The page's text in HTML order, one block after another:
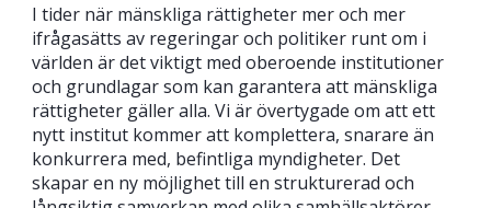
I tider när mänskliga rättigheter mer och mer
ifrågasätts av regeringar och politiker runt om i
världen är det viktigt med oberoende institutioner
och grundlagar som kan garantera att mänskliga
rättigheter gäller alla. Vi är övertygade om att ett
nytt institut kommer att komplettera, snarare än
konkurrera med, befintliga myndigheter. Det
skapar en ny möjlighet till en strukturerad och